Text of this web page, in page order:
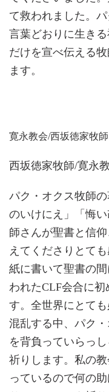
て救われました。
言葉どおりに生き
だけを宣べ伝える
ます。
寛永教会/西坂徳家牧師
西坂徳家牧師/寛永
パク・オクス牧師
のいけにえ」「悔
師さんが聖書と信
えてくださりとて
紙に書いて聖書の
われたCLF会合に
す。全世界にとて
混乱する中、パク
を背負っていらっ
祈りします。私の
っているので何の